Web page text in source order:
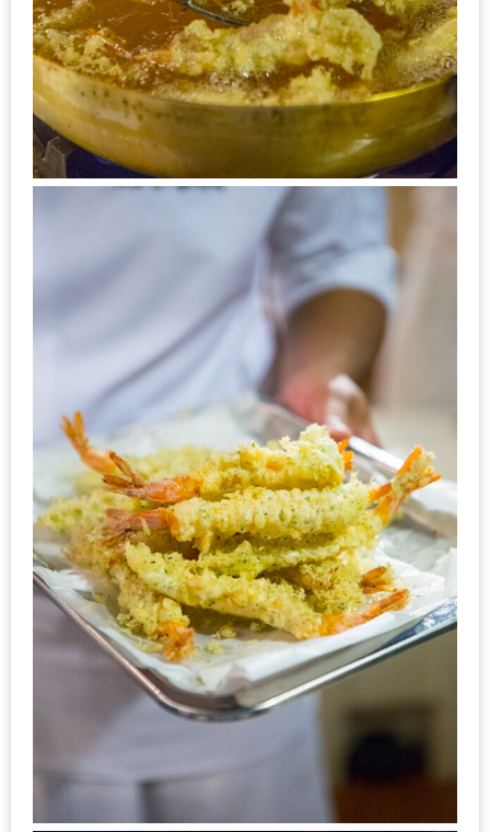
LE
CRYSTAL
เชียงใหม่
ฟรี
2
ท่าน
รับ
ประทาน
อาหาร
มูลค่า
1,000
บาท
ฟรี
3
รางวัล
วัน
แม่
พิเศษ
ชั่น